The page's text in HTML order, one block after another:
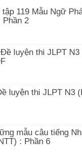
tập 119 Mẫu Ngữ
Phần 2
luyện thi JLPT
luyện thi JLPT N3
mẫu câu tiếng
: Phần 6